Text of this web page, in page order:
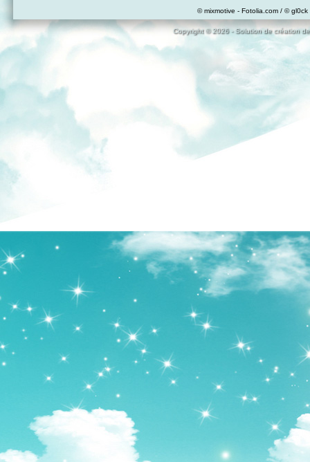
© mixmotive - Fotolia.com / ©
Copyright © 2026 - Solution de création